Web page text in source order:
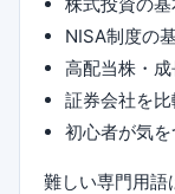
NISA制度の
高配当株・
証券会社を
初心者が気
難しい専門用語